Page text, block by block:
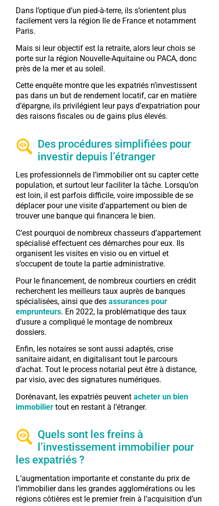
Dans l’optique d’un pied-à-terre, ils s’orientent plus
facilement vers la région Ile de France et notamment
Paris.
Mais si leur objectif est la retraite, alors leur chois se
porte sur la région Nouvelle-Aquitaine ou PACA, donc
près de la mer et au soleil.
Cette enquête montre que les expatriés n’investissent
pas dans un but de rendement locatif, car en matière
d’épargne, ils privilégient leur pays d’expatriation pour
des raisons fiscales ou de gains plus élevés.
Des procédures simplifiées pour
investir depuis l’étranger
Les professionnels de l’immobilier ont su capter cette
population, et surtout leur faciliter la tâche. Lorsqu’on
est loin, il est parfois difficile, voire impossible de se
déplacer pour une visite d’appartement ou bien de
trouver une banque qui financera le bien.
C’est pourquoi de nombreux chasseurs d’appartement
spécialisé effectuent ces démarches pour eux. Ils
organisent les visites en visio ou en virtuel et
s’occupent de toute la partie administrative.
Pour le financement, de nombreux courtiers en crédit
recherchent les meilleurs taux auprès de banques
spécialisées, ainsi que desassurances pour
emprunteurs. En 2022, la problématique des taux
d’usure a compliqué le montage de nombreux
dossiers.
Enfin, les notaires se sont aussi adaptés, crise
sanitaire aidant, en digitalisant tout le parcours
d’achat. Tout le process notarial peut être à distance,
par visio, avec des signatures numériques.
Dorénavant, les expatriés peuventacheter un bien
immobilier tout en restant à l’étranger.
Quels sont les freins à
l’investissement immobilier pour
les expatriés ?
L’augmentation importante et constante du prix de
l’immobilier dans les grandes agglomérations ou les
régions côtières est le premier frein à l’acquisition d’un